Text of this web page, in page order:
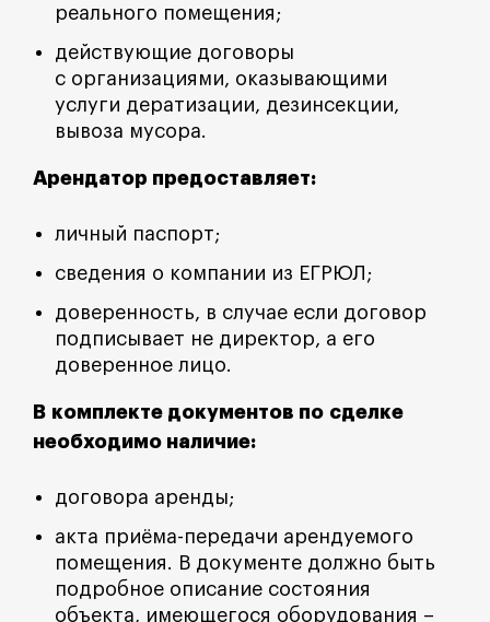
реального помещения;
действующие договоры
с организациями, оказывающими
услуги дератизации, дезинсекции,
вывоза мусора.
Арендатор предоставляет:
личный паспорт;
сведения о компании из ЕГРЮЛ;
доверенность, в случае если договор
подписывает не директор, а его
доверенное лицо.
В комплекте документов по сделке
необходимо наличие:
договора аренды;
акта приёма-передачи арендуемого
помещения. В документе должно быть
подробное описание состояния
объекта, имеющегося оборудования –